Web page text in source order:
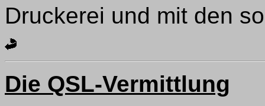
Druckerei und mit den
Die QSL-Vermittlung